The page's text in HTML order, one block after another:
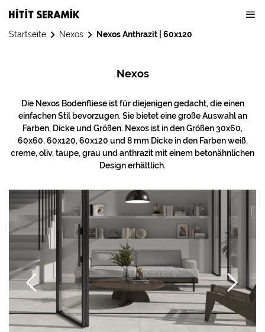
Startseite Nexos Nexos Anthrazit | 60x120
Nexos
Die Nexos Bodenfliese ist für diejenigen gedacht, die einen
einfachen Stil bevorzugen. Sie bietet eine große Auswahl an
Farben, Dicke und Größen. Nexos ist in den Größen 30x60,
60x60, 60x120, 60x120 und 8 mm Dicke in den Farben weiß,
creme, oliv, taupe, grau und anthrazit mit einem betonähnlichen
Design erhältlich.